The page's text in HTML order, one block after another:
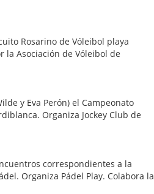
Rosarino de Vóleibol playa
Asociación de Vóleibol de
y Eva Perón) el Campeonato
Organiza Jockey Club de
correspondientes a la
Organiza Pádel Play. Colabora la